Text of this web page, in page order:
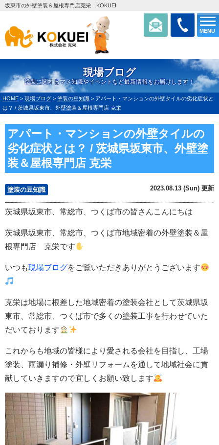
MENU
坂東市の外壁塗装＆屋根専門店克栄 KOKUEI
現場ブログ
塗装に関するマメ知識やイベントなど最新情報をお届けします！
HOME > 現場ブログ > 塗装の豆知識 > アパート・マンションの外壁タイルの劣化症状と
は？ / 茨城県坂東市、外壁塗装＆屋根専門店 克栄
アパート・マンションの外壁タイルの
劣化症状とは？ / 茨城県坂東市、外壁塗
装＆屋根専門店 克栄
塗装の豆知識 2023.08.13 (Sun) 更新
茨城県坂東市、常総市、つくば市の皆さんこんにちは
茨城県坂東市、常総市、つくば市地域密着の外壁塗装＆屋
根専門店 克栄です
いつも現場ブログをご覧いただきありがとうございます
克栄は地場に根差した地域密着の塗装会社として茨城県坂
東市、常総市、つくば市で多くの塗装工事を行わせていた
だいております
これからも地域の皆様により愛される会社を目指し、工場
塗装、雨漏り補修・ 外壁リフォームを通して地域社会に貢
献していきますので宜しくお願い致します